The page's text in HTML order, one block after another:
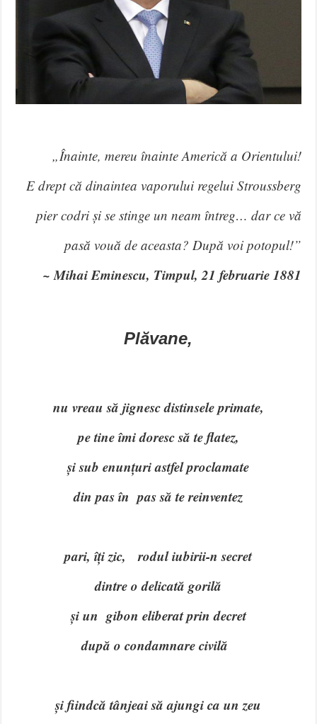
„Înainte, mereu înainte Americă a Orientului!
E drept că dinaintea vaporului regelui Stroussberg
pier codri și se stinge un neam întreg… dar ce vă
pasă vouă de aceasta? După voi potopul!”
~ Mihai Eminescu, Timpul, 21 februarie 1881
Plăvane,
nu vreau să jignesc distinsele primate,
pe tine îmi doresc să te flatez,
și sub enunțuri astfel proclamate
din pas în pas să te reinventez
pari, îți zic, rodul iubirii-n secret
dintre o delicată gorilă
și un gibon eliberat prin decret
după o condamnare civilă
și fiindcă tânjeai să ajungi ca un zeu